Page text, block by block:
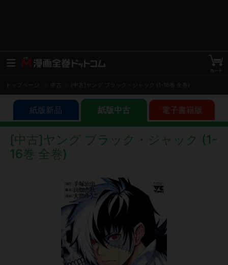
トップページ 中古 [中古]ヤング ブラック・ジャック (1-16巻 全巻)
紙版新品 紙版中古 電子書籍版
[中古]ヤング ブラック・ジャック (1-
16巻 全巻)